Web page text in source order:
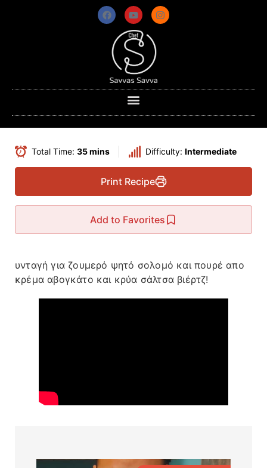
Total Time: 35 mins Difficulty: Intermediate
Print Recipe
Add to Favorites
υνταγή για ζουμερό ψητό σολομό και πουρέ απο
κρέμα αβογκάτο και κρύα σάλτσα βιέρτζ!